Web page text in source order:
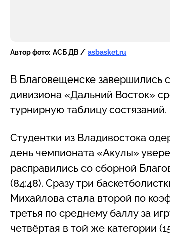
Автор фото: АСБ ДВ / asbasket.ru
В Благовещенске завершились
дивизиона «Дальний Восток»
турнирную таблицу состязаний.
Студентки из Владивостока
день чемпионата «Акулы»
расправились со сборной
(84:48). Сразу три
Михайлова стала второй по
третья по среднему баллу за
четвёртая в той же категории